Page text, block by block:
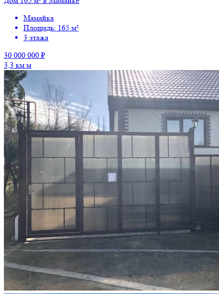
Мамайка
Площадь: 165 м²
3 этажа
30 000 000 ₽
3,3 км м